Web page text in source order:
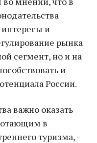
и
рынка
сегмент, но и на
и
России.
важно оказать
в
туризма, -